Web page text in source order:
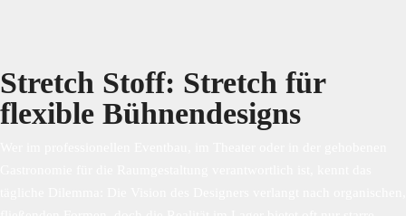
Stretch Stoff: Stretch für
flexible Bühnendesigns